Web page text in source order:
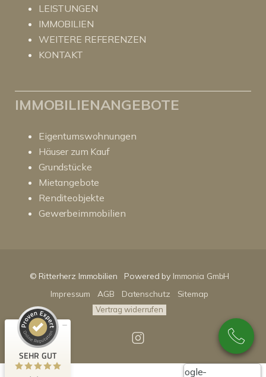
LEISTUNGEN
IMMOBILIEN
WEITERE REFERENZEN
KONTAKT
IMMOBILIENANGEBOTE
Eigentumswohnungen
Häuser zum Kauf
Grundstücke
Mietangebote
Renditeobjekte
Gewerbeimmobilien
© Ritterherz Immobilien Powered by Immonia GmbH
Impressum
AGB Datenschutz Sitemap
Vertrag widerrufen
Google-
SEHR GUT
100%
Empfehlungen auf
ProvenExpert.com
SEHR GUT
4,86 / 5,00
159
Bewertungen von 3
anderen Quellen